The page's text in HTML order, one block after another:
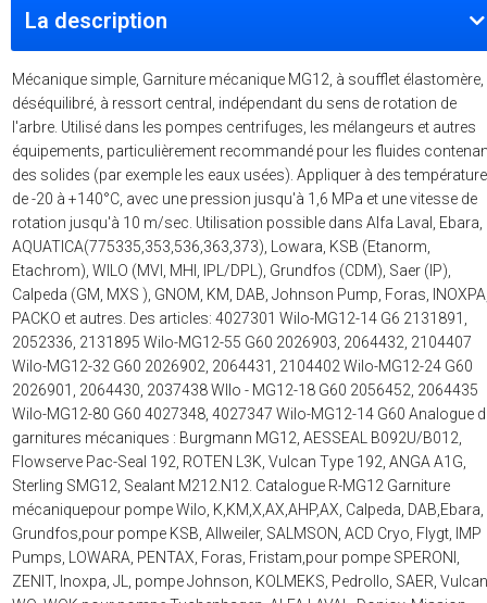
La description
Mécanique simple, Garniture mécanique MG12, à soufflet élastomère,
déséquilibré, à ressort central, indépendant du sens de rotation de
l'arbre. Utilisé dans les pompes centrifuges, les mélangeurs et autres
équipements, particulièrement recommandé pour les fluides
des solides (par exemple les eaux usées). Appliquer à des
de -20 à +140°C, avec une pression jusqu'à 1,6 MPa et une vitesse de
rotation jusqu'à 10 m/sec. Utilisation possible dans Alfa Laval, Ebara,
AQUATICA(775335,353,536,363,373), Lowara, KSB (Etanorm,
Etachrom), WILO (MVI, MHI, IPL/DPL), Grundfos (CDM), Saer (IP),
Calpeda (GM, MXS ), GNOM, KM, DAB, Johnson Pump, Foras,
PACKO et autres. Des articles: 4027301 Wilo-MG12-14 G6 2131891,
2052336, 2131895 Wilo-MG12-55 G60 2026903, 2064432, 2104407
Wilo-MG12-32 G60 2026902, 2064431, 2104402 Wilo-MG12-24 G60
2026901, 2064430, 2037438 WIlo - MG12-18 G60 2056452, 2064435
Wilo-MG12-80 G60 4027348, 4027347 Wilo-MG12-14 G60 Analogue
garnitures mécaniques : Burgmann MG12, AESSEAL B092U/B012,
Flowserve Pac-Seal 192, ROTEN L3K, Vulcan Type 192, ANGA A1G,
Sterling SMG12, Sealant M212.N12. Catalogue R-MG12 Garniture
mécaniquepour pompe Wilo, K,KM,X,AX,AHP,AX, Calpeda, DAB,Ebara,
Grundfos,pour pompe KSB, Allweiler, SALMSON, ACD Cryo, Flygt, IMP
Pumps, LOWARA, PENTAX, Foras, Fristam,pour pompe SPERONI,
ZENIT, Inoxpa, JL, pompe Johnson, KOLMEKS, Pedrollo, SAER,